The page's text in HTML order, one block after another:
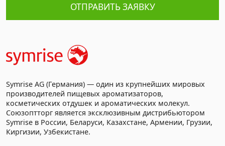
ОТПРАВИТЬ ЗАЯВКУ
Symrise AG (Германия) — один из крупнейших мировых
производителей пищевых ароматизаторов,
косметических отдушек и ароматических молекул.
Союзоптторг является эксклюзивным дистрибьютором
Symrise в России, Беларуси, Казахстане, Армении, Грузии,
Киргизии, Узбекистане.